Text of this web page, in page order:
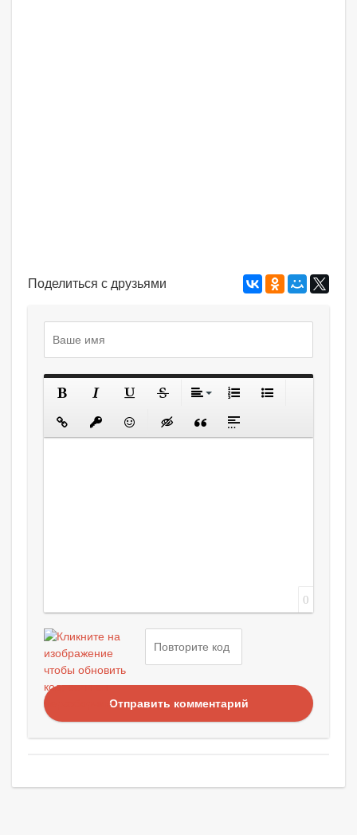
Поделиться с друзьями
0
Отправить комментарий